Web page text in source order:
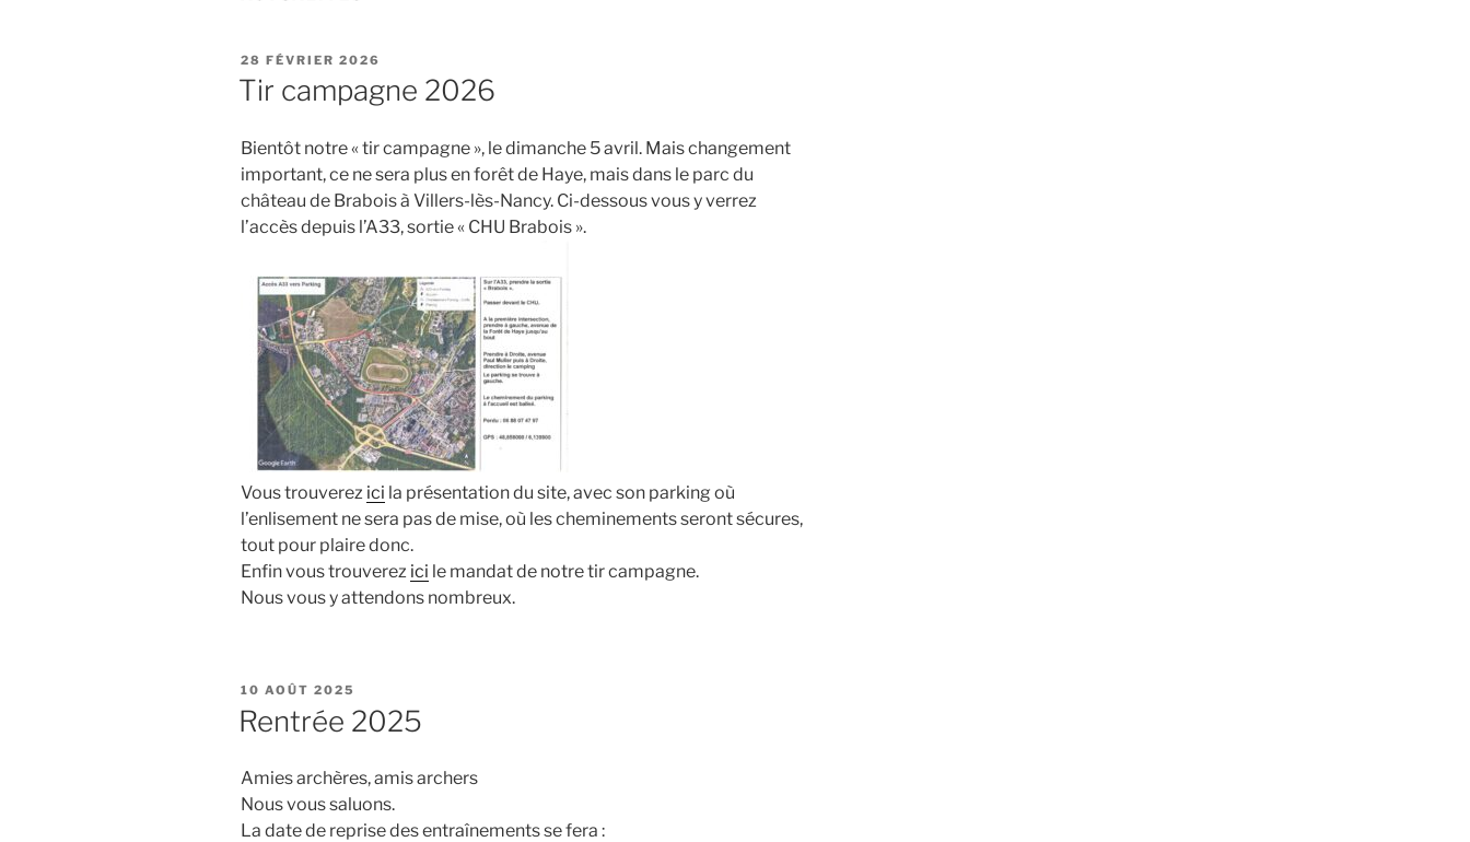
PUBLIÉ
LE
28 FÉVRIER 2026
Tir campagne 2026
Bientôt notre « tir campagne », le dimanche 5 avril. Mais changement
important, ce ne sera plus en forêt de Haye, mais dans le parc du
château de Brabois à Villers-lès-Nancy. Ci-dessous vous y verrez
l’accès depuis l’A33, sortie « CHU Brabois ».
Vous trouverez ici la présentation du site, avec son parking où
l’enlisement ne sera pas de mise, où les cheminements seront sécures,
tout pour plaire donc.
Enfin vous trouverez ici le mandat de notre tir campagne.
Nous vous y attendons nombreux.
PUBLIÉ
10 AOÛT 2025
Rentrée 2025
Amies archères, amis archers
Nous vous saluons.
La date de reprise des entraînements se fera :